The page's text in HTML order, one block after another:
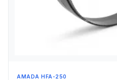
AMADA HFA-250